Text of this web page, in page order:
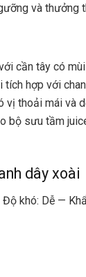
và thưởng
cần tây có
tích hợp với
vị thoải mái và
bộ sưu tầm
dây xoài
khó: Dễ —